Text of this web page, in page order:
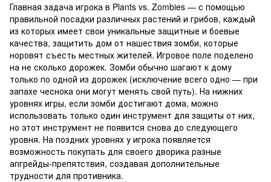
Главная задача игрока в Plants vs. Zombies — с помощью
правильной посадки различных растений и грибов, каждый
из которых имеет свои уникальные защитные и боевые
качества, защитить дом от нашествия зомби, которые
норовят съесть местных жителей. Игровое поле поделено
на не сколько дорожек. Зомби обычно шагают к дому
только по одной из дорожек (исключение всего одно — при
запахе чеснока они могут менять свой путь). На нижних
уровнях игры, если зомби достигают дома, можно
использовать только один инструмент для защиты от них,
но этот инструмент не появится снова до следующего
уровня. На поздних уровнях у игрока появляется
возможность покупать для своего дворика разные
апгрейды-препятствия, создавая дополнительные
трудности для противника.